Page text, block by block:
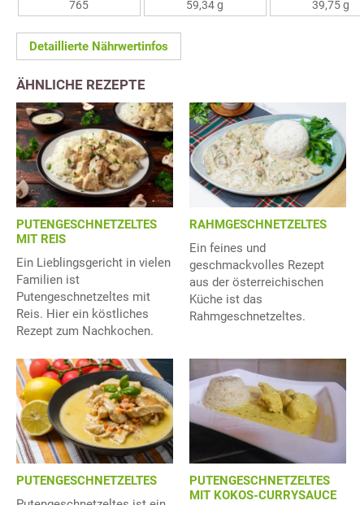
765
59,34 g
39,75 g
Detaillierte Nährwertinfos
ÄHNLICHE REZEPTE
PUTENGESCHNETZELTES
MIT REIS
Ein Lieblingsgericht in vielen
Familien ist
Putengeschnetzeltes mit
Reis. Hier ein köstliches
Rezept zum Nachkochen.
RAHMGESCHNETZELTES
Ein feines und
geschmackvolles Rezept
aus der österreichischen
Küche ist das
Rahmgeschnetzeltes.
PUTENGESCHNETZELTES
PUTENGESCHNETZELTES
MIT KOKOS-CURRYSAUCE